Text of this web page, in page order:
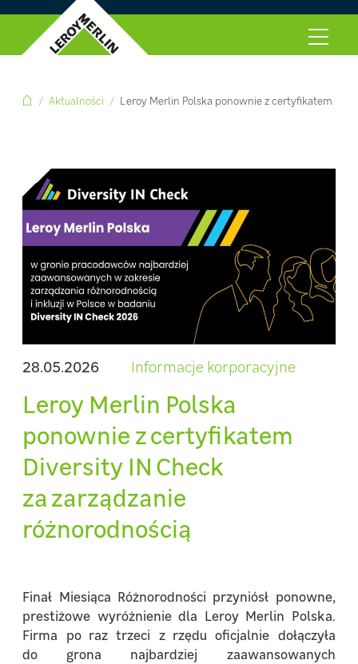
Aktualności Leroy Merlin Polska ponownie z certyfikatem
28.05.2026 Informacje korporacyjne
Leroy Merlin Polska
ponownie z certyfikatem
Diversity IN Check
za zarządzanie
różnorodnością
Finał Miesiąca Różnorodności przyniósł ponowne,
prestiżowe wyróżnienie dla Leroy Merlin Polska.
Firma po raz trzeci z rzędu oficjalnie dołączyła
do grona najbardziej zaawansowanych